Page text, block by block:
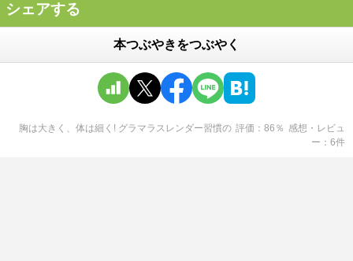
シェアする
本つぶやきをつぶやく
胸は大きく、体は細く! グラマラスレンダー習慣の 評価 86 ％ 感想・レビュ
ー
6件